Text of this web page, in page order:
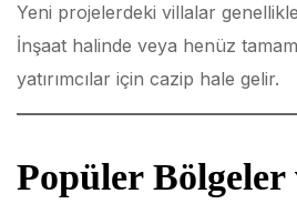
Yeni projelerdeki villalar
İnşaat halinde veya henüz
yatırımcılar için cazip hale gelir.
Popüler